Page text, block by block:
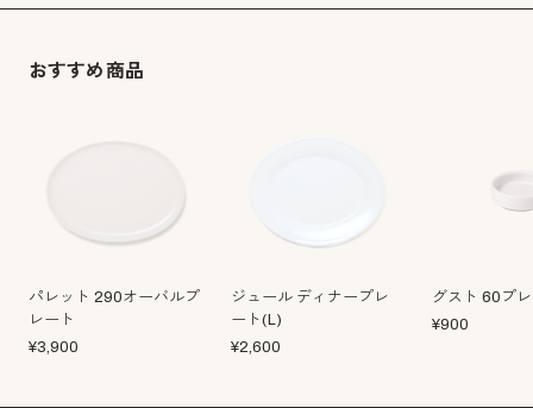
おすすめ商品
パレット 290オーバルプ
レート
¥3,900
ジュール ディナープレ
ート(L)
¥2,600
グスト 60プ
¥900